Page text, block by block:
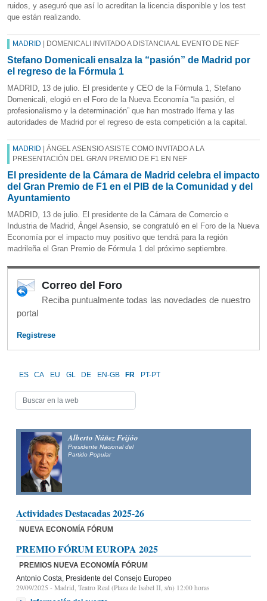
ruidos, y aseguró que así lo acreditan la licencia disponible y los test
que están realizando.
MADRID | DOMENICALI INVITADO A DISTANCIA AL EVENTO DE NEF
Stefano Domenicali ensalza la “pasión” de Madrid por
el regreso de la Fórmula 1
MADRID, 13 de julio. El presidente y CEO de la Fórmula 1, Stefano
Domenicali, elogió en el Foro de la Nueva Economía “la pasión, el
profesionalismo y la determinación” que han mostrado Ifema y las
autoridades de Madrid por el regreso de esta competición a la capital.
MADRID | ÁNGEL ASENSIO ASISTE COMO INVITADO A LA
PRESENTACIÓN DEL GRAN PREMIO DE F1 EN NEF
El presidente de la Cámara de Madrid celebra el impacto
del Gran Premio de F1 en el PIB de la Comunidad y del
Ayuntamiento
MADRID, 13 de julio. El presidente de la Cámara de Comercio e
Industria de Madrid, Ángel Asensio, se congratuló en el Foro de la Nueva
Economía por el impacto muy positivo que tendrá para la región
madrileña el Gran Premio de Fórmula 1 del próximo septiembre.
Correo del Foro
Reciba puntualmente todas las novedades de nuestro
portal
Registrese
ES CA EU GL DE EN-GB FR PT-PT
Alberto Núñez Feijóo
Presidente Nacional del
Partido Popular
Actividades Destacadas 2025-26
NUEVA ECONOMÍA FÓRUM
PREMIO FÓRUM EUROPA 2025
PREMIOS NUEVA ECONOMÍA FÓRUM
Antonio Costa, Presidente del Consejo Europeo
29/09/2025 - Madrid, Teatro Real (Plaza de Isabel II, s/n) 12:00 horas